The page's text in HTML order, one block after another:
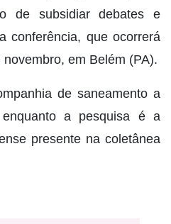
de subsidiar debates e
conferência, que ocorrerá
em Belém (PA).
de saneamento a
a pesquisa é a
presente na coletânea